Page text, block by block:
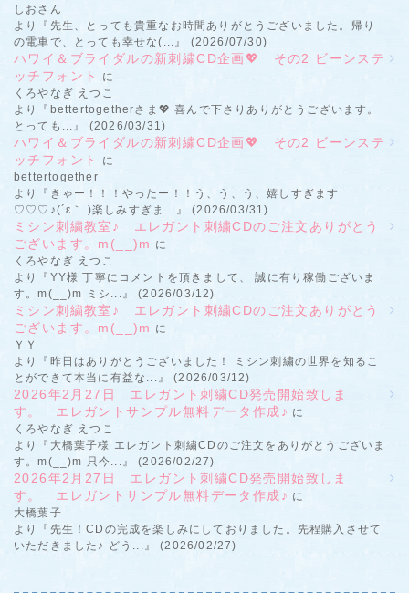
しおさん
より『先生、とっても貴重なお時間ありがとうございました。帰り
の電車で、とっても幸せな(...』 (2026/07/30)
ハワイ＆ブライダルの新刺繍CD企画💖 その2 ビーンステ
ッチフォント
に
くろやなぎ えつこ
より『bettertogetherさま💖 喜んで下さりありがとうございます。
とっても...』 (2026/03/31)
ハワイ＆ブライダルの新刺繍CD企画💖 その2 ビーンステ
ッチフォント
に
bettertogether
より『きゃー！！！やったー！！う、う、う、嬉しすぎます
♡♡♡♪(´ε｀ )楽しみすぎま...』 (2026/03/31)
ミシン刺繍教室♪ エレガント刺繍CDのご注文ありがとう
ございます。m(__)m に
くろやなぎ えつこ
より『YY様 丁寧にコメントを頂きまして、 誠に有り稼働ございま
す。m(__)m ミシ...』 (2026/03/12)
ミシン刺繍教室♪ エレガント刺繍CDのご注文ありがとう
ございます。m(__)m に
ＹＹ
より『昨日はありがとうございました！ ミシン刺繍の世界を知るこ
とができて本当に有益な...』 (2026/03/12)
2026年2月27日 エレガント刺繍CD発売開始致しま
す。 エレガントサンプル無料データ作成♪ に
くろやなぎ えつこ
より『大橋葉子様 エレガント刺繍CDのご注文をありがとうございま
す。m(__)m 只今...』 (2026/02/27)
2026年2月27日 エレガント刺繍CD発売開始致しま
す。 エレガントサンプル無料データ作成♪ に
大橋葉子
より『先生！CDの完成を楽しみにしておりました。先程購入させて
いただきました♪ どう...』 (2026/02/27)